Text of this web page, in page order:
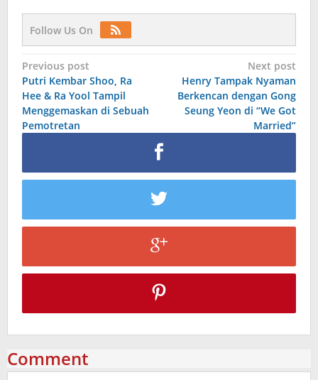
Follow Us On
Post
navigation
Previous post
Putri Kembar Shoo, Ra
Hee & Ra Yool Tampil
Menggemaskan di Sebuah
Pemotretan
Next post
Henry Tampak Nyaman
Berkencan dengan Gong
Seung Yeon di “We Got
Married”
Comment